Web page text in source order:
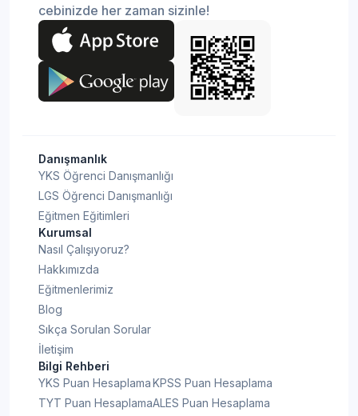
cebinizde her zaman sizinle!
Danışmanlık
YKS Öğrenci Danışmanlığı
LGS Öğrenci Danışmanlığı
Eğitmen Eğitimleri
Kurumsal
Nasıl Çalışıyoruz?
Hakkımızda
Eğitmenlerimiz
Blog
Sıkça Sorulan Sorular
İletişim
Bilgi Rehberi
YKS Puan Hesaplama
TYT Puan Hesaplama
KPSS Puan Hesaplama
ALES Puan Hesaplama